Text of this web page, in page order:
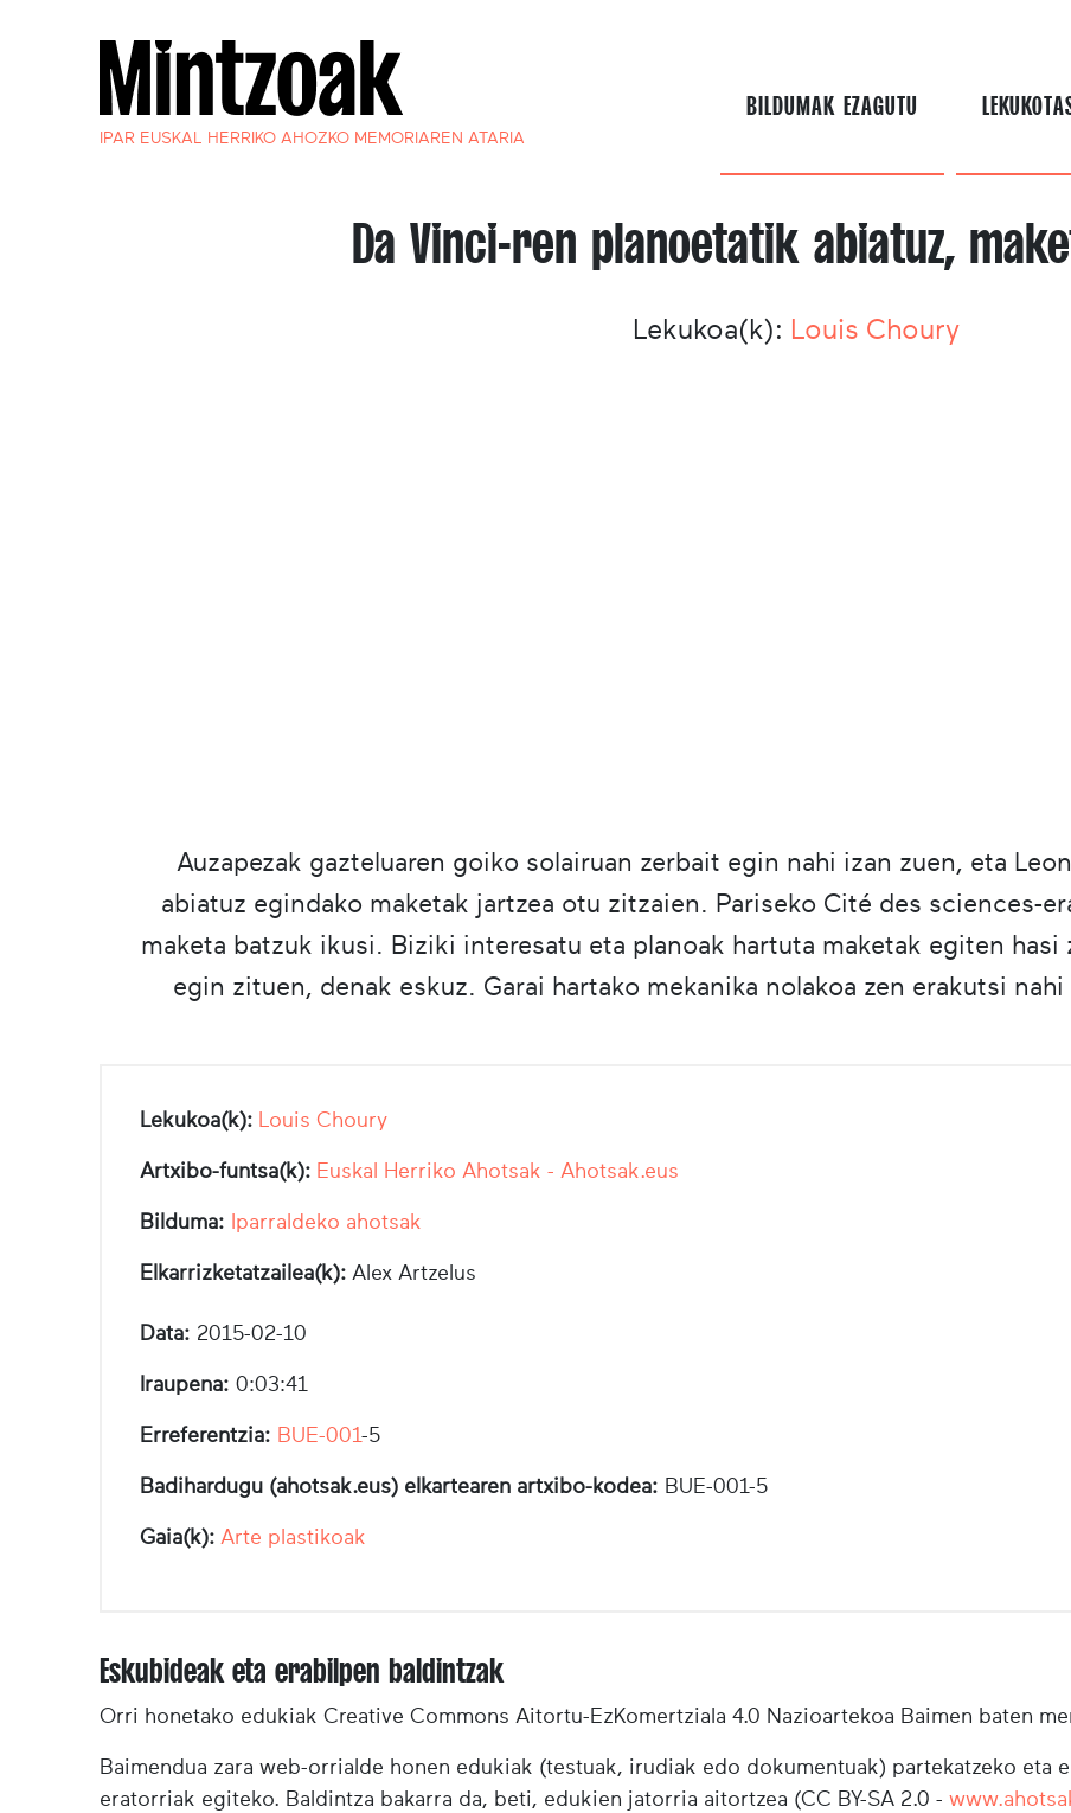
IPAR EUSKAL HERRIKO AHOZKO MEMORIAREN ATARIA
BILDUMAK EZAGUTU
Da Vinci-ren planoetatik abiatuz,
Lekukoa(k): Louis Choury
Auzapezak gazteluaren goiko solairuan zerbait egin nahi izan zuen, eta
abiatuz egindako maketak jartzea otu zitzaien. Pariseko Cité des sciences-
maketa batzuk ikusi. Biziki interesatu eta planoak hartuta maketak egiten
egin zituen, denak eskuz. Garai hartako mekanika nolakoa zen erakutsi
Lekukoa(k): Louis Choury
Artxibo-funtsa(k): Euskal Herriko Ahotsak - Ahotsak.eus
Bilduma: Iparraldeko ahotsak
Elkarrizketatzailea(k): Alex Artzelus
Data: 2015-02-10
Iraupena: 0:03:41
Erreferentzia: BUE-001-5
Badihardugu (ahotsak.eus) elkartearen artxibo-kodea: BUE-001-5
Gaia(k): Arte plastikoak
Eskubideak eta erabilpen baldintzak
Orri honetako edukiak Creative Commons Aitortu-EzKomertziala 4.0 Nazioartekoa Baimen baten
Baimendua zara web-orrialde honen edukiak (testuak, irudiak edo dokumentuak) partekatzeko eta
eratorriak egiteko. Baldintza bakarra da, beti, edukien jatorria aitortzea (CC BY-SA 2.0 -